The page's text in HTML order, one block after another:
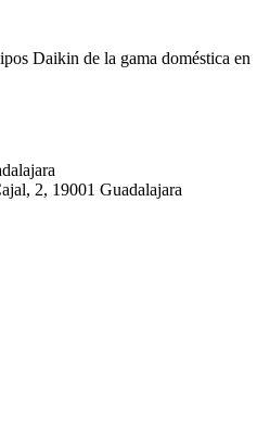
Daikin de la gama doméstica en
2, 19001 Guadalajara